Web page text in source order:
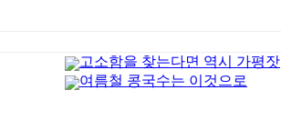
고소함을 찾는다면 역시 가평잣
여름철 콩국수는 이것으로